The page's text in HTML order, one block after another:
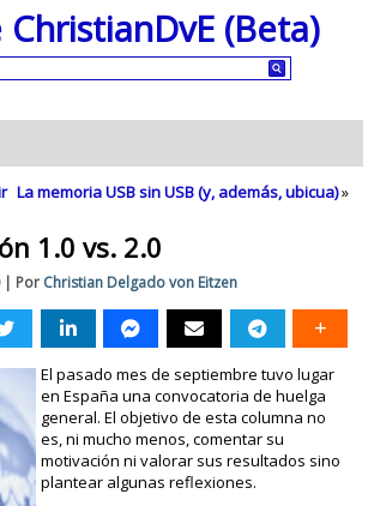
(Beta)
La memoria USB sin USB (y, además, ubicua)»
1.0 vs. 2.0
| Por Christian Delgado von Eitzen
El pasado mes de septiembre tuvo lugar
en España una convocatoria de huelga
general. El objetivo de esta columna no
es, ni mucho menos, comentar su
motivación ni valorar sus resultados sino
plantear algunas reflexiones.